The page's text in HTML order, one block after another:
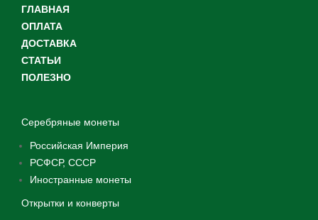
ГЛАВНАЯ
ОПЛАТА
ДОСТАВКА
СТАТЬИ
ПОЛЕЗНО
Серебряные монеты
Российская Империя
РСФСР, СССР
Иностранные монеты
Открытки и конверты